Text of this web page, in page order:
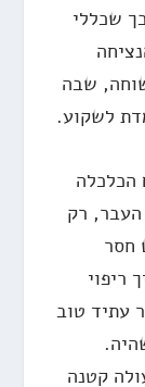
שכללי
שבה
לשקוע.
הכלכלה
העבר, רק
חסר
ריפוי
עתיד טוב
קטנה